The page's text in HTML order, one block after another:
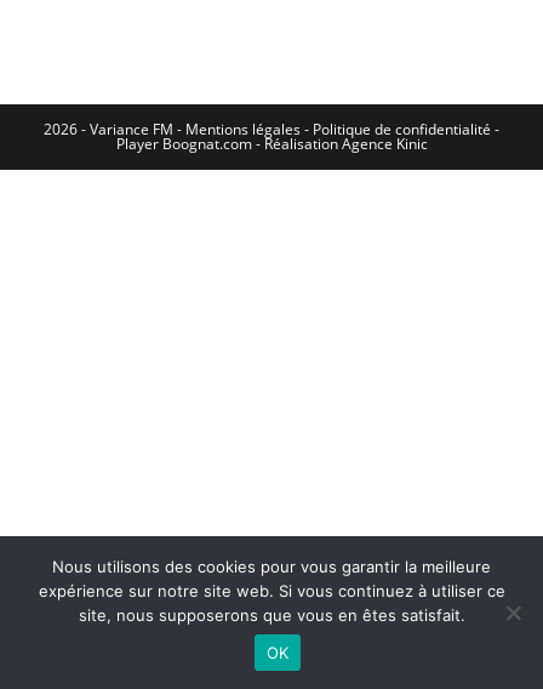
2026 - Variance FM - Mentions légales - Politique de confidentialité -
Player Boognat.com- RéalisationAgence Kinic
Nous utilisons des cookies pour vous garantir la meilleure
expérience sur notre site web. Si vous continuez à utiliser ce
site, nous supposerons que vous en êtes satisfait.
OK